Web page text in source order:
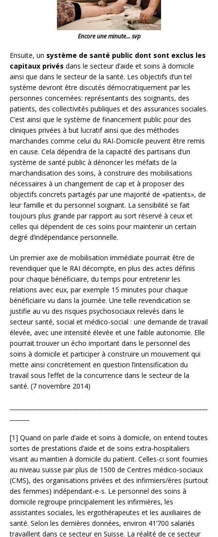
Encore une minute… svp
Ensuite, un système de santé public dont sont exclus les
capitaux privés dans le secteur d’aide et soins à domicile
ainsi que dans le secteur de la santé. Les objectifs d’un tel
système devront être discutés démocratiquement par les
personnes concernées: représentants des soignants, des
patients, des collectivités publiques et des assurances sociales.
C’est ainsi que le système de financement public pour des
cliniques privées à but lucratif ainsi que des méthodes
marchandes comme celui du RAI-Domicile peuvent être remis
en cause. Cela dépendra de la capacité des partisans d’un
système de santé public à dénoncer les méfaits de la
marchandisation des soins, à construire des mobilisations
nécessaires à un changement de cap et à proposer des
objectifs concrets partagés par une majorité de «patients», de
leur famille et du personnel soignant. La sensibilité se fait
toujours plus grande par rapport au sort réservé à ceux et
celles qui dépendent de ces soins pour maintenir un certain
degré d’indépendance personnelle.
Un premier axe de mobilisation immédiate pourrait être de
revendiquer que le RAI décompte, en plus des actes définis
pour chaque bénéficiaire, du temps pour entretenir les
relations avec eux, par exemple 15 minutes pour chaque
bénéficiaire vu dans la journée. Une telle revendication se
justifie au vu des risques psychosociaux relevés dans le
secteur santé, social et médico-social : une demande de travail
élevée, avec une intensité élevée et une faible autonomie. Elle
pourrait trouver un écho important dans le personnel des
soins à domicile et participer à construire un mouvement qui
mette ainsi concrètement en question l’intensification du
travail sous l’effet de la concurrence dans le secteur de la
santé. (7 novembre 2014)
[1] Quand on parle d’aide et soins à domicile, on entend toutes
sortes de prestations d’aide et de soins extra-hospitaliers
visant au maintien à domicile du patient. Celles-ci sont fournies
au niveau suisse par plus de 1500 de Centres médico-sociaux
(CMS), des organisations privées et des infirmiers/ères (surtout
des femmes) indépendant-e-s. Le personnel des soins à
domicile regroupe principalement les infirmières, les
assistantes sociales, les ergothérapeutes et les auxiliaires de
santé. Selon les dernières données, environ 41’700 salariés
travaillent dans ce secteur en Suisse. La réalité de ce secteur